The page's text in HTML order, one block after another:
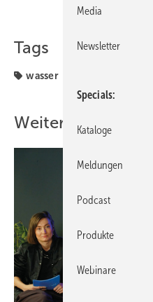
Tags
wasser
Weitere Inhalte
Media
Newsletter
Specials
Kataloge
Meldungen
Podcast
Produkte
Webinare